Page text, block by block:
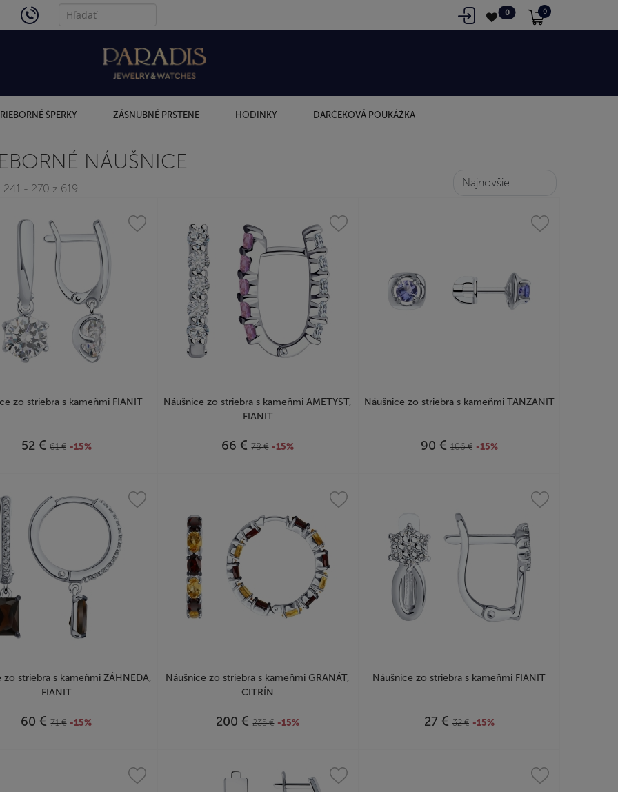
4434 0 0
ŠPERKY ZÁSNUBNÉ PRSTENE HODINKY DARČEKOVÁ POUKÁŽKA
NÁUŠNICE
- 270 z 619
zo striebra s kameňmi FIANIT
52 € 61€ -15%
Náušnice zo striebra s kameňmi AMETYST,
FIANIT
66€ 78€ -15%
Náušnice zo striebra s kameňmi TANZANIT
90 € 106€ -15%
zo striebra s kameňmi ZÁHNEDA,
FIANIT
60€ 71€ -15%
Náušnice zo striebra s kameňmi GRANÁT,
CITRÍN
200€ 235€ -15%
Náušnice zo striebra s kameňmi FIANIT
27 € 32€ -15%